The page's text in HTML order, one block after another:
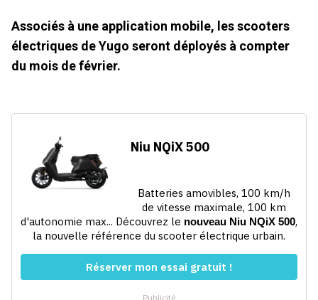
Associés à une application mobile, les scooters
électriques de Yugo seront déployés à compter
du mois de février.